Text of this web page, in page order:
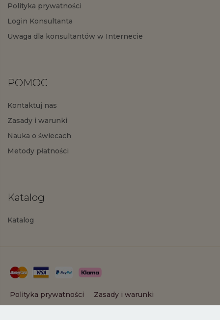
Polityka prywatności
Login Konsultanta
Uwaga dla konsultantów w Internecie
POMOC
Kontaktuj nas
Zasady i warunki
Nauka o świecach
Metody płatności
Katalog
Katalog
Polityka prywatności Zasady i warunki